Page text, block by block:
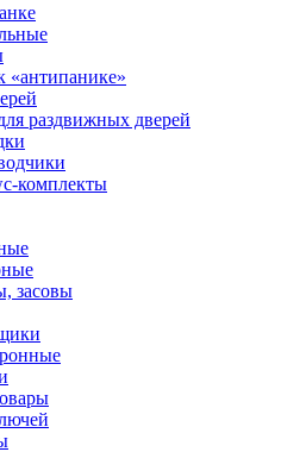
«антипанике»
раздвижных дверей
комплекты
засовы